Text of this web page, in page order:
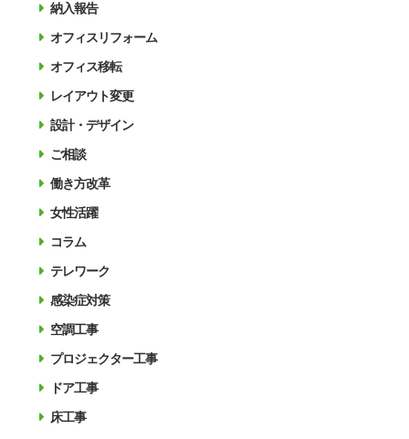
納入報告
オフィスリフォーム
オフィス移転
レイアウト変更
設計・デザイン
ご相談
働き方改革
女性活躍
コラム
テレワーク
感染症対策
空調工事
プロジェクター工事
ドア工事
床工事